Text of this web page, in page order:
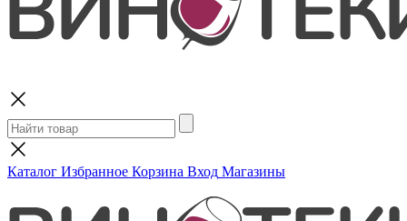
Каталог Избранное Корзина Вход Магазины